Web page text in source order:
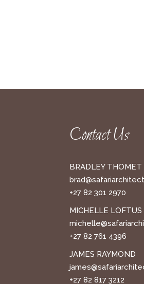
Contact Us
BRADLEY THOMET
+27 82 301 2970
MICHELLE LOFTUS
+27 82 761 4396
JAMES RAYMOND
+27 82 817 3212